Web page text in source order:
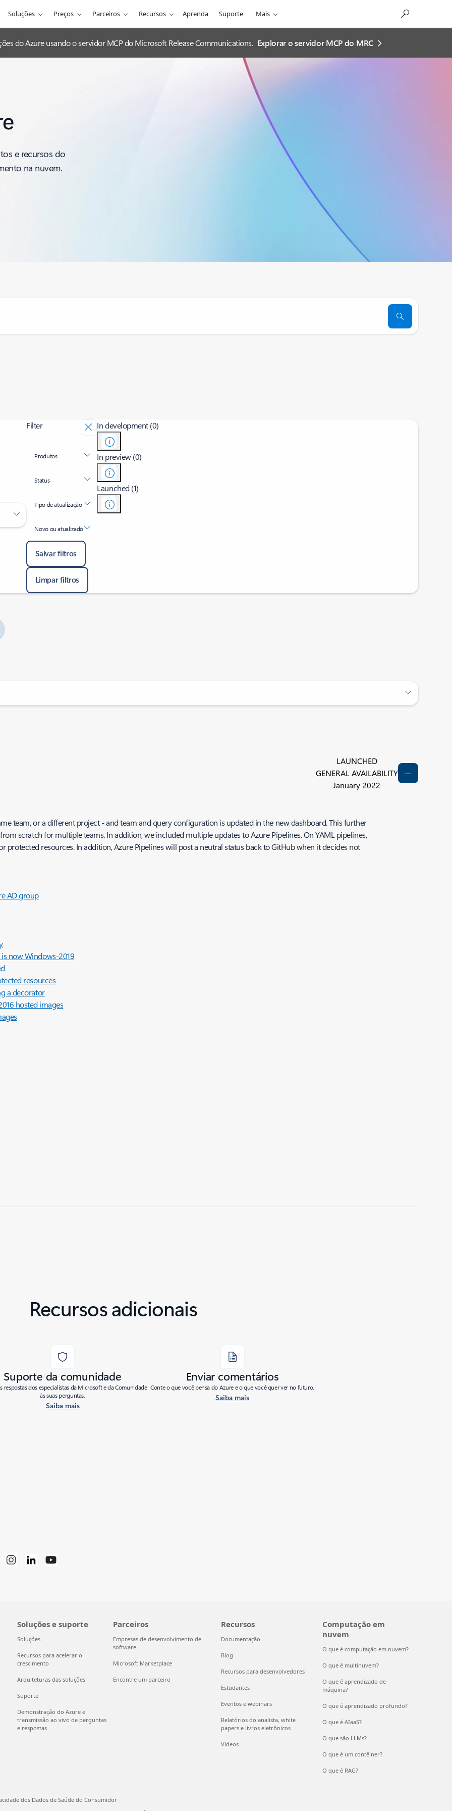
Soluções Preços Parceiros Recursos Aprenda Suporte Mais
do Azure usando o servidor MCP do Microsoft Release Communications. Explorar o servidor MCP do MRC
e recursos do
na nuvem.
Filter
Produtos
Status
Tipo de atualização
Novo ou atualizado
Salvar filtros
Limpar filtros
In development (0)
In preview (0)
Launched (1)
LAUNCHED
GENERAL AVAILABILITY
January 2022
team, or a different project - and team and query configuration is updated in the new dashboard. This further
scratch for multiple teams. In addition, we included multiple updates to Azure Pipelines. On YAML pipelines,
protected resources. In addition, Azure Pipelines will post a neutral status back to GitHub when it decides not
AD group
now Windows-2019
resources
a decorator
hosted images
Recursos adicionais
Suporte da comunidade
respostas dos especialistas da Microsoft e da Comunidade
às suas perguntas.
Saiba mais
Enviar comentários
Conte o que você pensa do Azure e o que você quer ver no futuro.
Saiba mais
Soluções e suporte
Soluções
Recursos para acelerar o
crescimento
Arquiteturas das soluções
Suporte
Demonstração do Azure e
transmissão ao vivo de perguntas
e respostas
Parceiros
Empresas de desenvolvimento de
software
Microsoft Marketplace
Encontre um parceiro
Recursos
Documentação
Blog
Recursos para desenvolvedores
Estudantes
Eventos e webinars
Relatórios do analista, white
papers e livros eletrônicos
Vídeos
Computação em
nuvem
O que é computação em nuvem?
O que é multinuvem?
O que é aprendizado de
máquina?
O que é aprendizado profundo?
O que é AIaaS?
O que são LLMs?
O que é um contêiner?
O que é RAG?
dos Dados de Saúde do Consumidor